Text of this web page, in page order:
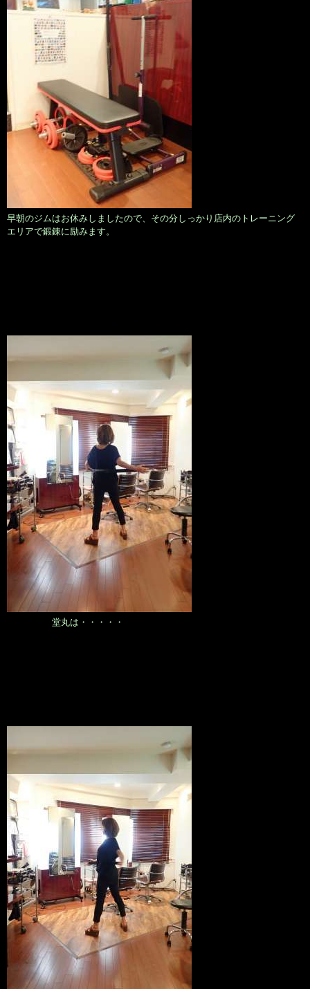
早朝のジムはお休みしましたので、その分しっかり店内のトレーニング
エリアで鍛錬に励みます。
堂丸は・・・・・